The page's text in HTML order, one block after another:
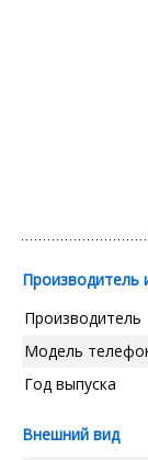
Производитель
Производитель
Модель
Год выпуска
Внешний вид